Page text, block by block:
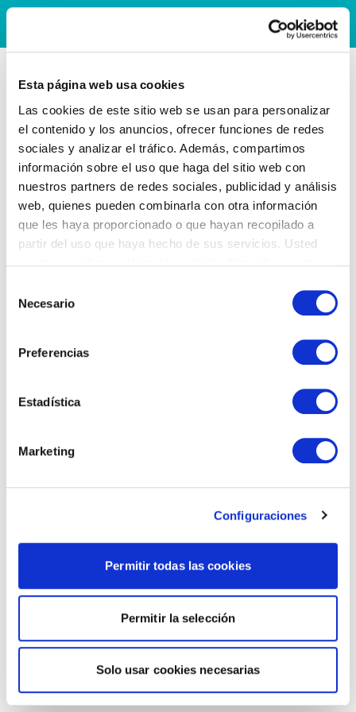
Esta página web usa cookies
Las cookies de este sitio web se usan para personalizar
el contenido y los anuncios, ofrecer funciones de redes
sociales y analizar el tráfico. Además, compartimos
información sobre el uso que haga del sitio web con
nuestros partners de redes sociales, publicidad y análisis
web, quienes pueden combinarla con otra información
que les haya proporcionado o que hayan recopilado a
partir del uso que haya hecho de sus servicios. Usted
Necesario
Preferencias
Estadística
Marketing
Configuraciones
Permitir todas las cookies
Permitir la selección
Solo usar cookies necesarias